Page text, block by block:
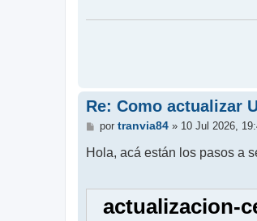
Re: Como actualizar
M
n
j
por tranvia84» 10 Jul 2026,
Hola, acá están los pasos a
actualizacion-